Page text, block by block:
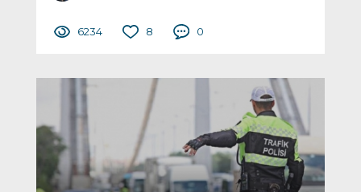
6234 8 0